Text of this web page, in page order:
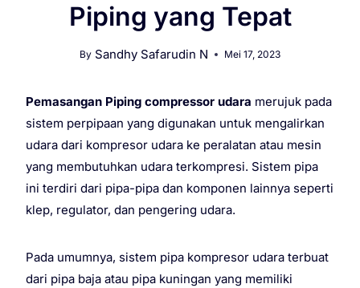
Piping yang Tepat
By Sandhy Safarudin N Mei 17, 2023
Pemasangan Piping compressor udara merujuk pada
sistem perpipaan yang digunakan untuk mengalirkan
udara dari kompresor udara ke peralatan atau mesin
yang membutuhkan udara terkompresi. Sistem pipa
ini terdiri dari pipa-pipa dan komponen lainnya seperti
klep, regulator, dan pengering udara.
Pada umumnya, sistem pipa kompresor udara terbuat
dari pipa baja atau pipa kuningan yang memiliki